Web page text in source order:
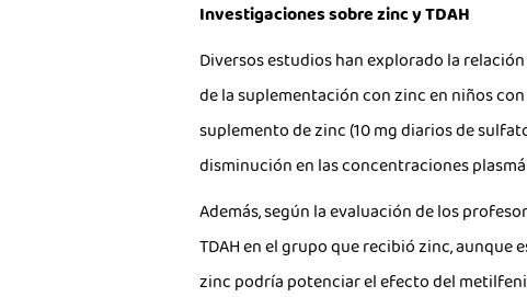
Investigaciones sobre zinc y TDAH
Diversos estudios han explorado la
de la suplementación con zinc en niños
suplemento de zinc (10 mg diarios de
disminución en las concentraciones
Además, según la evaluación de los
TDAH en el grupo que recibió zinc,
zinc podría potenciar el efecto del